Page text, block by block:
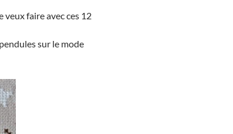
veux faire avec ces 12
sur le mode